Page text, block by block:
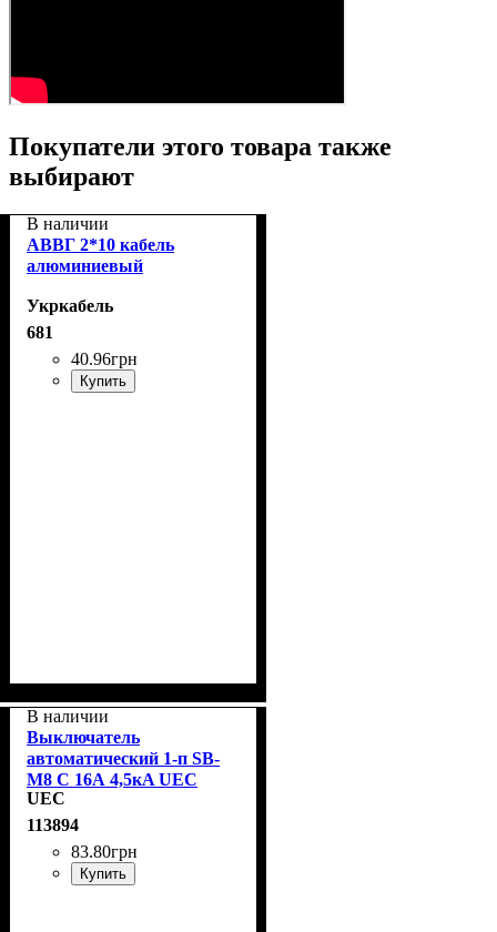
Покупатели этого товара также
выбирают
В наличии
АВВГ 2*10 кабель
алюминиевый
Укркабель
681
40.96грн
Купить
В наличии
Выключатель
автоматический 1-п SB-
M8 С 16А 4,5кA UEC
MCB45-1-016-C
UEC
113894
83.80грн
Купить